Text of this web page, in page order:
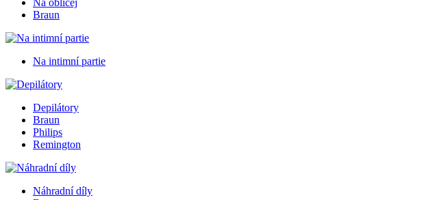
Braun
Na intimní partie
Depilátory
Braun
Philips
Remington
Náhradní díly